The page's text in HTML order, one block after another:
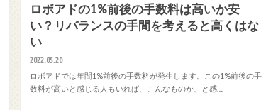
ロボアドの1%前後の手数料は高いか安
い？リバランスの手間を考えると高くはな
い
2022.05.20
ロボアドでは年間1%前後の手数料が発生します。この1%前後の手
数料が高いと感じる人もいれば、こんなものか、と感…